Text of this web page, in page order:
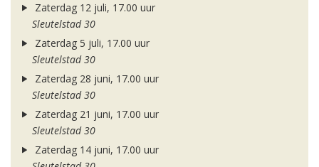
Zaterdag 12 juli, 17.00 uur
Sleutelstad 30
Zaterdag 5 juli, 17.00 uur
Sleutelstad 30
Zaterdag 28 juni, 17.00 uur
Sleutelstad 30
Zaterdag 21 juni, 17.00 uur
Sleutelstad 30
Zaterdag 14 juni, 17.00 uur